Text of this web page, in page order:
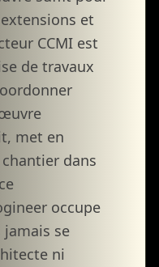
et
CCMI est
de travaux
met en
chantier dans
occupe
jamais se
ni